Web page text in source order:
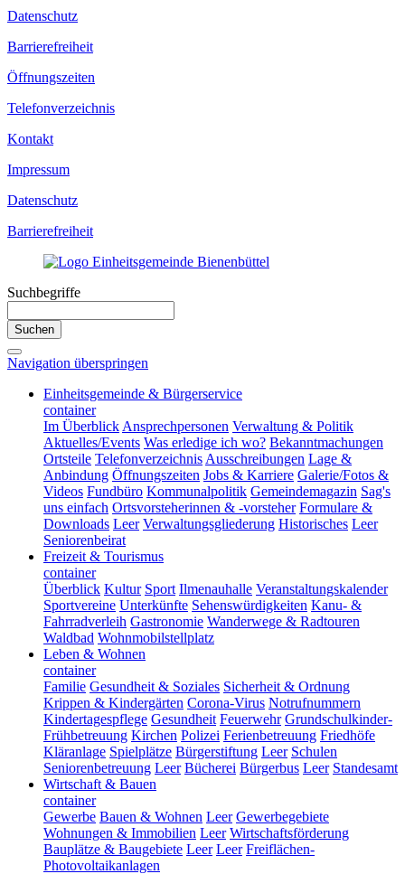
Datenschutz
Barrierefreiheit
Öffnungszeiten
Telefonverzeichnis
Kontakt
Impressum
Datenschutz
Barrierefreiheit
Suchbegriffe
Suchen
Navigation überspringen
Einheitsgemeinde & Bürgerservice
container
Im Überblick Ansprechpersonen Verwaltung & Politik
Aktuelles/Events Was erledige ich wo? Bekanntmachungen
Ortsteile Telefonverzeichnis Ausschreibungen Lage &
Anbindung Öffnungszeiten Jobs & Karriere Galerie/Fotos &
Videos Fundbüro Kommunalpolitik Gemeindemagazin Sag's
uns einfach Ortsvorsteherinnen & -vorsteher Formulare &
Downloads Leer Verwaltungsgliederung Historisches Leer
Seniorenbeirat
Freizeit & Tourismus
container
Überblick Kultur Sport Ilmenauhalle Veranstaltungskalender
Sportvereine Unterkünfte Sehenswürdigkeiten Kanu- &
Fahrradverleih Gastronomie Wanderwege & Radtouren
Waldbad Wohnmobilstellplatz
Leben & Wohnen
container
Familie Gesundheit & Soziales Sicherheit & Ordnung
Krippen & Kindergärten Corona-Virus Notrufnummern
Kindertagespflege Gesundheit Feuerwehr Grundschulkinder-
Frühbetreuung Kirchen Polizei Ferienbetreuung Friedhöfe
Kläranlage Spielplätze Bürgerstiftung Leer Schulen
Seniorenbetreuung Leer Bücherei Bürgerbus Leer Standesamt
Wirtschaft & Bauen
container
Gewerbe Bauen & Wohnen Leer Gewerbegebiete
Wohnungen & Immobilien Leer Wirtschaftsförderung
Bauplätze & Baugebiete Leer Leer Freiflächen-
Photovoltaikanlagen